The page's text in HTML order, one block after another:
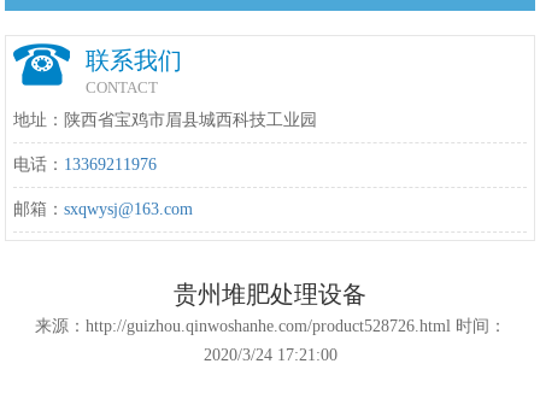
联系我们
CONTACT
地址：陕西省宝鸡市眉县城西科技工业园
电话： 13369211976
邮箱：sxqwysj@163.com
贵州堆肥处理设备
来源：http://guizhou.qinwoshanhe.com/product528726.html 时间：
2020/3/24 17:21:00